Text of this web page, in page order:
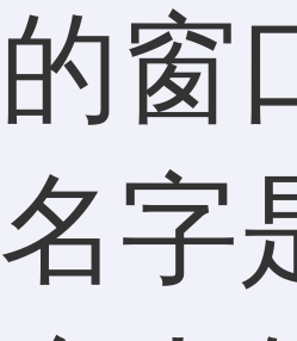
的窗
名字